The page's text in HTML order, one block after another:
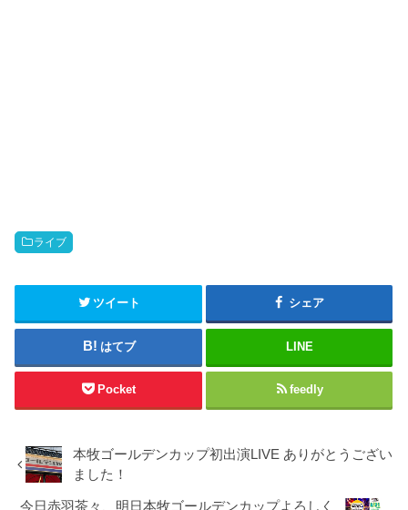
ライブ
ツイート シェア
はてブ LINE
Pocket feedly
本牧ゴールデンカップ初出演LIVE ありがとうござい
ました！
今日赤羽茶々、明日本牧ゴールデンカップよろしく